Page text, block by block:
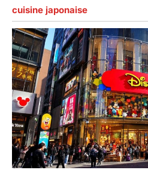
cuisine japonaise